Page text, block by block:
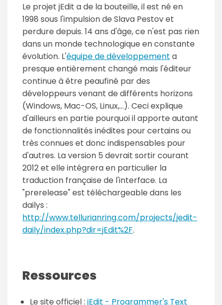
Le projet jEdit a de la bouteille, il est né en
1998 sous l'impulsion de Slava Pestov et
perdure depuis. 14 ans d'âge, ce n'est pas rien
dans un monde technologique en constante
évolution. L'équipe de développement a
presque entièrement changé mais l'éditeur
continue à être peaufiné par des
développeurs venant de différents horizons
(Windows, Mac-OS, Linux,...). Ceci explique
d'ailleurs en partie pourquoi il apporte autant
de fonctionnalités inédites pour certains ou
très connues et donc indispensables pour
d'autres. La version 5 devrait sortir courant
2012 et elle intégrera en particulier la
traduction française de l'interface. La
"prerelease" est téléchargeable dans les
dailys :
http://www.tellurianring.com/projects/jedit-
daily/index.php?dir=jEdit%2F.
Ressources
Le site officiel : jEdit - Programmer's Text